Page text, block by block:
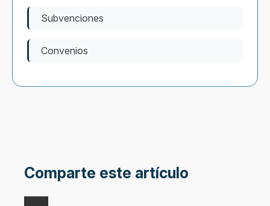
Subvenciones
Convenios
Comparte este artículo